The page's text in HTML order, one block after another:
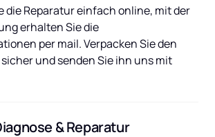
die Reparatur einfach online, mit der
erhalten Sie die
per mail. Verpacken Sie den
und senden Sie ihn uns mit
& Reparatur